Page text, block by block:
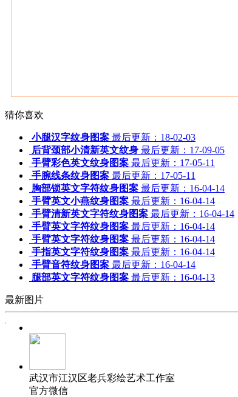
武汉老兵纹身微信
： 服务号：laobingwenshen 订阅号：laobing66666
问千万素材的微官网，中国最强最全纹身图案尽在其
猜你喜欢
小腿汉字纹身图案 最后更新：18-02-03
后背颈部小清新英文纹身 最后更新：17-09-05
手臂彩色英文纹身图案 最后更新：17-05-11
手腕线条纹身图案 最后更新：17-05-11
胸部锁英文字符纹身图案 最后更新：16-04-14
手臂英文小燕纹身图案 最后更新：16-04-14
手臂清新英文字符纹身图案 最后更新：16-04-14
手臂英文字符纹身图案 最后更新：16-04-14
手臂英文字符纹身图案 最后更新：16-04-14
手指英文字符纹身图案 最后更新：16-04-14
手臂音符纹身图案 最后更新：16-04-14
腿部英文字符纹身图案 最后更新：16-04-13
最新图片
武汉市江汉区老兵彩绘艺术工作室
官方微信